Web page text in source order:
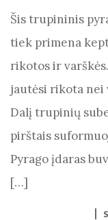
Šis trupininis
tiek primena
rikotos ir
jautėsi rikota nei
Dalį trupinių
pirštais
Pyrago įdaras
[…]